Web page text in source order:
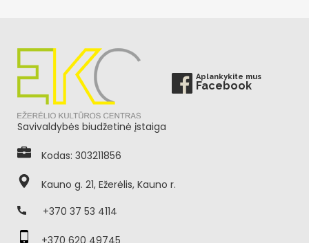
Aplankykite mus
Facebook
Savivaldybės biudžetinė įstaiga
Kodas: 303211856
Kauno g. 21, Ežerėlis, Kauno r.
+370 37 53 4114